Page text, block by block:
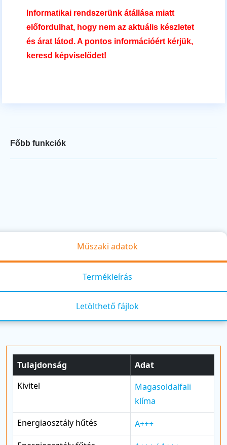
Informatikai rendszerünk átállása miatt
előfordulhat, hogy nem az aktuális készletet
és árat látod. A pontos információért kérjük,
keresd képviselődet!
Főbb funkciók
Műszaki adatok
Termékleírás
Letölthető fájlok
Tulajdonság
Adat
Kivitel
Magasoldalfali
klíma
Energiaosztály hűtés
A+++